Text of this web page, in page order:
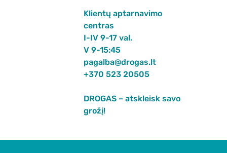
Klientų aptarnavimo
centras
I-IV 9-17 val.
V 9-15:45
pagalba@drogas.lt
+370 523 20505
DROGAS – atskleisk savo
grožį!